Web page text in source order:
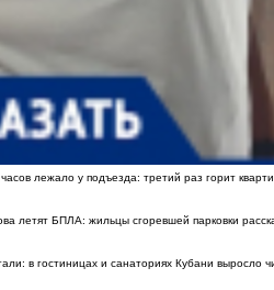
лежало у подъезда: третий раз горит
летят БПЛА: жильцы сгоревшей парковки
в гостиницах и санаториях Кубани выросло